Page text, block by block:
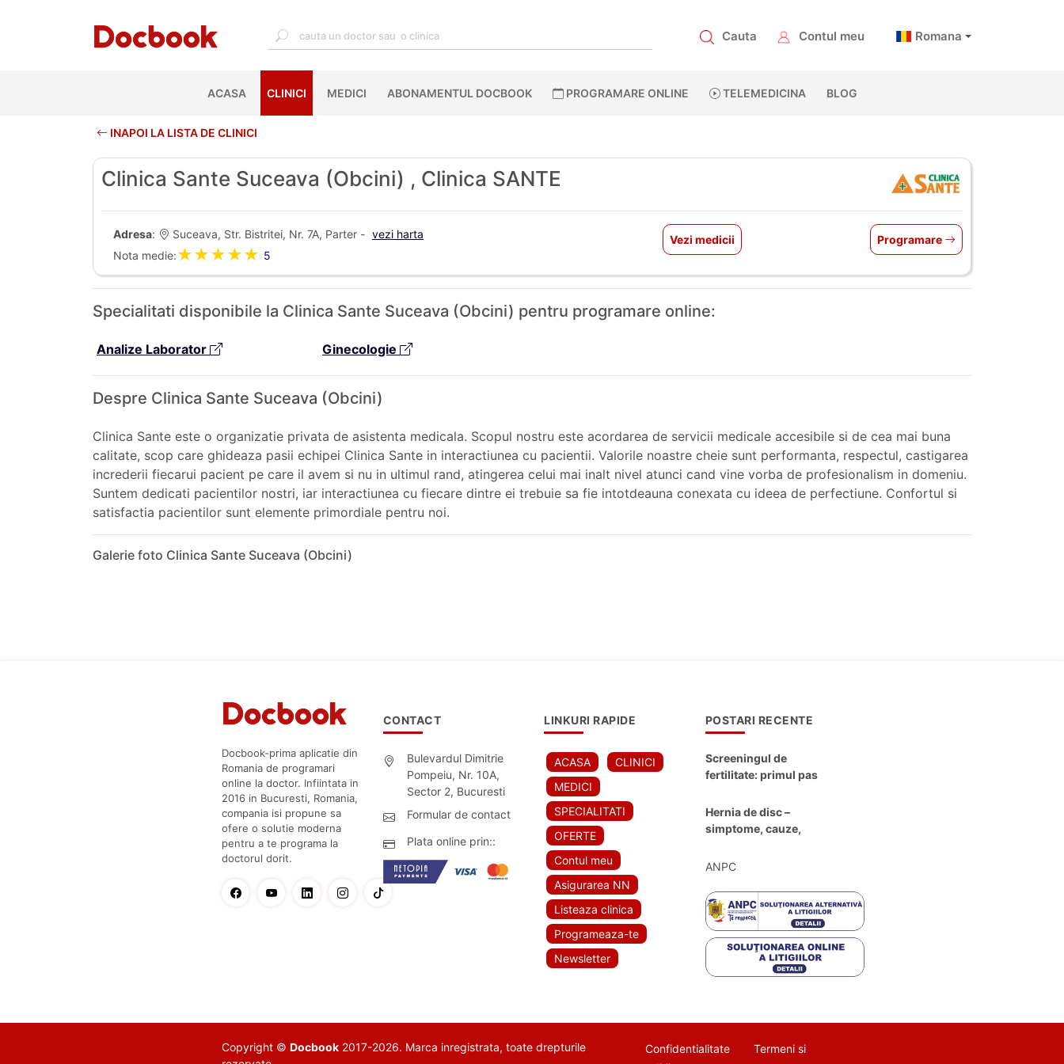
Cauta Contul meu Romana
ACASA(CURRENT)
CLINICI MEDICI ABONAMENTUL DOCBOOK PROGRAMARE ONLINE TELEMEDICINA BLOG
INAPOI LA LISTA DE CLINICI
Clinica Sante Suceava (Obcini) , Clinica SANTE
Adresa: Suceava, Str. Bistritei, Nr. 7A, Parter - vezi harta
Nota medie:★★★★★ 5
Vezi medicii Programare
Specialitati disponibile la Clinica Sante Suceava (Obcini) pentru programare online:
Analize Laborator Ginecologie
Despre Clinica Sante Suceava (Obcini)
Clinica Sante este o organizatie privata de asistenta medicala. Scopul nostru este acordarea de servicii medicale accesibile si de cea mai buna
calitate, scop care ghideaza pasii echipei Clinica Sante in interactiunea cu pacientii. Valorile noastre cheie sunt performanta, respectul, castigarea
increderii fiecarui pacient pe care il avem si nu in ultimul rand, atingerea celui mai inalt nivel atunci cand vine vorba de profesionalism in domeniu.
Suntem dedicati pacientilor nostri, iar interactiunea cu fiecare dintre ei trebuie sa fie intotdeauna conexata cu ideea de perfectiune. Confortul si
satisfactia pacientilor sunt elemente primordiale pentru noi.
Galerie foto Clinica Sante Suceava (Obcini)
Docbook-prima aplicatie din
Romania de programari
online la doctor. Infiintata in
2016 in Bucuresti, Romania,
compania isi propune sa
ofere o solutie moderna
pentru a te programa la
doctorul dorit.
CONTACT
Bulevardul Dimitrie
Pompeiu, Nr. 10A,
Sector 2, Bucuresti
Formular de contact
Plata online prin::
LINKURI RAPIDE
ACASA
CLINICI
MEDICI
SPECIALITATI
OFERTE
Contul meu
Asigurarea NN
Listeaza clinica
Programeaza-te
Newsletter
POSTARI RECENTE
Screeningul de
fertilitate: primul pas
Hernia de disc –
simptome, cauze,
moderne de
ANPC
Copyright © Docbook 2017-2026. Marca inregistrata, toate drepturile
Confidentialitate
Termeni si